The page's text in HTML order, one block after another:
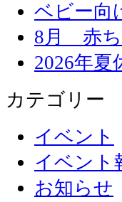
ベビー向
8月 赤ち
2026年
カテゴリー
イベント
イベント
お知らせ